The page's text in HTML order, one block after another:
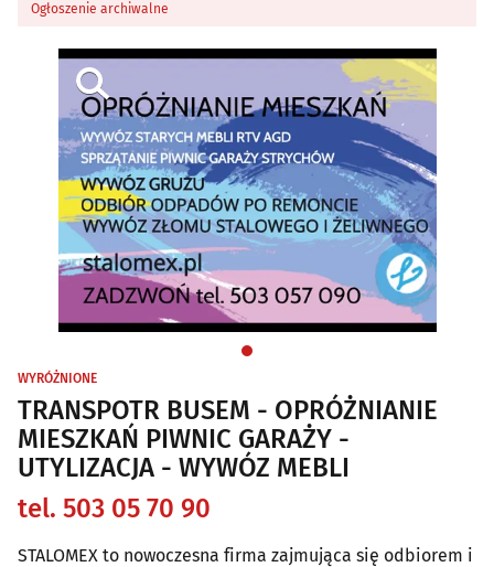
Ogłoszenie archiwalne
WYRÓŻNIONE
TRANSPOTR BUSEM - OPRÓŻNIANIE
MIESZKAŃ PIWNIC GARAŻY -
UTYLIZACJA - WYWÓZ MEBLI
tel. 503 05 70 90
STALOMEX to nowoczesna firma zajmująca się odbiorem i